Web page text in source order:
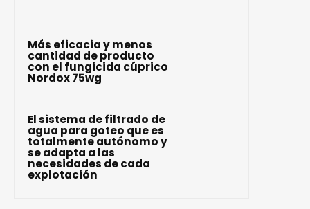
Más eficacia y menos
cantidad de producto
con el fungicida cúprico
Nordox 75wg
El sistema de filtrado de
agua para goteo que es
totalmente autónomo y
se adapta a las
necesidades de cada
explotación